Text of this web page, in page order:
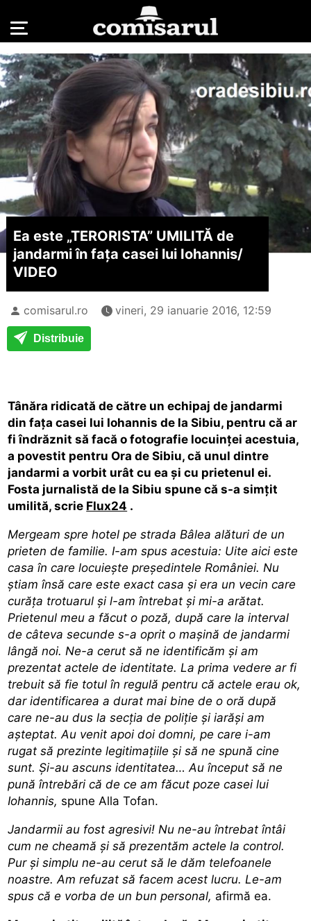
Ea este „TERORISTA” UMILITĂ de
jandarmi în fața casei lui Iohannis/
VIDEO
comisarul.ro vineri, 29 ianuarie 2016, 12:59
Distribuie
Tânăra ridicată de către un echipaj de jandarmi
din fața casei lui Iohannis de la Sibiu, pentru că ar
fi îndrăznit să facă o fotografie locuinței acestuia,
a povestit pentru Ora de Sibiu, că unul dintre
jandarmi a vorbit urât cu ea și cu prietenul ei.
Fosta jurnalistă de la Sibiu spune că s-a simțit
umilită, scrie Flux24 .
Mergeam spre hotel pe strada Bâlea alături de un
prieten de familie. I-am spus acestuia: Uite aici este
casa în care locuiește președintele României. Nu
știam însă care este exact casa și era un vecin care
curăța trotuarul și l-am întrebat și mi-a arătat.
Prietenul meu a făcut o poză, după care la interval
de câteva secunde s-a oprit o mașină de jandarmi
lângă noi. Ne-a cerut să ne identificăm și am
prezentat actele de identitate. La prima vedere ar fi
trebuit să fie totul în regulă pentru că actele erau ok,
dar identificarea a durat mai bine de o oră după
care ne-au dus la secția de poliție și iarăși am
așteptat. Au venit apoi doi domni, pe care i-am
rugat să prezinte legitimațiile și să ne spună cine
sunt. Și-au ascuns identitatea… Au început să ne
pună întrebări că de ce am făcut poze casei lui
Iohannis, spune Alla Tofan.
Jandarmii au fost agresivi! Nu ne-au întrebat întâi
cum ne cheamă și să prezentăm actele la control.
Pur și simplu ne-au cerut să le dăm telefoanele
noastre. Am refuzat să facem acest lucru. Le-am
spus că e vorba de un bun personal, afirmă ea.